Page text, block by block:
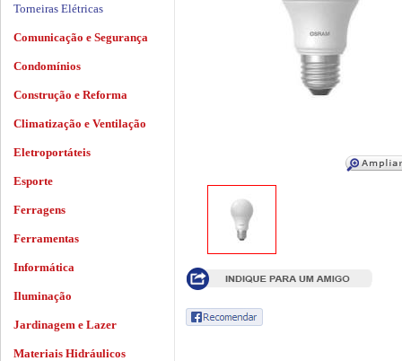
Torneiras Elétricas
Comunicação e Segurança
Condomínios
Construção e Reforma
Climatização e Ventilação
Eletroportáteis
Esporte
Ferragens
Ferramentas
Informática
Iluminação
Jardinagem e Lazer
Materiais Hidráulicos